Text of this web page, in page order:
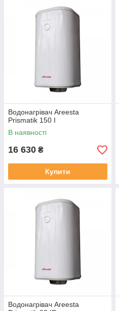
Водонагрівач Areesta
Prismatik 150 I
В наявності
16 630 ₴
Купити
Водонагрівач Areesta